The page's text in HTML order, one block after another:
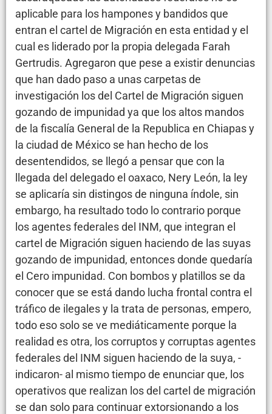
aplicable para los hampones y bandidos que
entran el cartel de Migración en esta entidad y el
cual es liderado por la propia delegada Farah
Gertrudis. Agregaron que pese a existir denuncias
que han dado paso a unas carpetas de
investigación los del Cartel de Migración siguen
gozando de impunidad ya que los altos mandos
de la fiscalía General de la Republica en Chiapas y
la ciudad de México se han hecho de los
desentendidos, se llegó a pensar que con la
llegada del delegado el oaxaco, Nery León, la ley
se aplicaría sin distingos de ninguna índole, sin
embargo, ha resultado todo lo contrario porque
los agentes federales del INM, que integran el
cartel de Migración siguen haciendo de las suyas
gozando de impunidad, entonces donde quedaría
el Cero impunidad. Con bombos y platillos se da
conocer que se está dando lucha frontal contra el
tráfico de ilegales y la trata de personas, empero,
todo eso solo se ve mediáticamente porque la
realidad es otra, los corruptos y corruptas agentes
federales del INM siguen haciendo de la suya, -
indicaron- al mismo tiempo de enunciar que, los
operativos que realizan los del cartel de migración
se dan solo para continuar extorsionando a los